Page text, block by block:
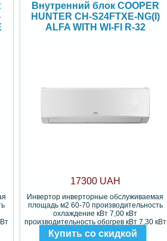
Внутренний блок COOPER
HUNTER CH-S24FTXE-NG(I)
ALFA WITH WI-FI R-32
17300 UAH
Инвертор инверторные обслуживаемая
площадь м2 60-70 производительность
охлаждение кВт 7,00 кВт
производительность обогрев кВт 7,30 кВт
Фреон R-32
Купить со скидкой